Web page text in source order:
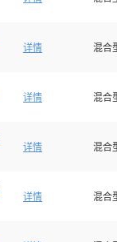
详情 混合
详情 混合
详情 混合
详情 混合